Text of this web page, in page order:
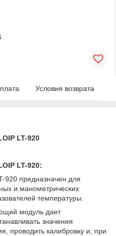
Условия возврата
LT-920
LT-920:
920 предназначен для
и манометрических
температуры.
модуль дает
значения
проводить калибровку и, при